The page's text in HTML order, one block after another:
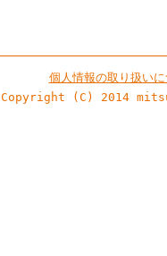
個人情報の取り扱い
Copyright (C) 2014